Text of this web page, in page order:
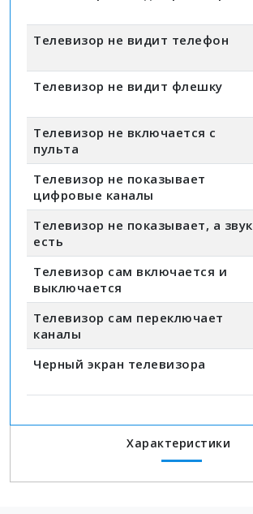
Телевизор не видит телефон
Телевизор не видит флешку
Телевизор не включается с
пульта
Телевизор не показывает
цифровые каналы
Телевизор не показывает, а звук
есть
Телевизор сам включается и
выключается
Телевизор сам переключает
каналы
Черный экран телевизора
Характеристики